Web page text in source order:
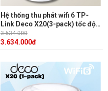
Hệ thống thu phát wifi 6 TP-
Link Deco X20(3-pack) tốc độ
lên đến 1,800 Mbps, Công
nghệ OFDMA và MU-MIMO
3.634.000
3.634.000đ